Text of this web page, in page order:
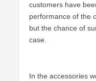
customers have
performance of the
but the chance of
case.
In the accessories